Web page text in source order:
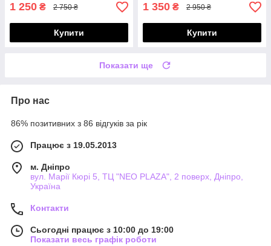
1 250 ₴ 2 750 ₴
Купити
1 350 ₴ 2 950 ₴
Купити
Показати ще
Про нас
86% позитивних з 86 відгуків за рік
Працює з 19.05.2013
м. Дніпро
вул. Марії Кюрі 5, ТЦ "NEO PLAZA", 2 поверх, Дніпро,
Україна
Контакти
Сьогодні працює з 10:00 до 19:00
Показати весь графік роботи